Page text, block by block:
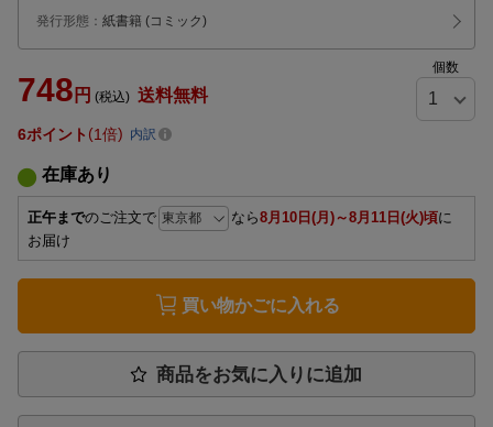
発行形態 ： 紙書籍 (コミック)
748 円 (税込) 送料無料
個数
6ポイント 1倍 内訳
在庫あり
正午までのご注文で なら8月10日(月)～8月11日(火)頃に
お届け
買い物かごに入れる
商品をお気に入りに追加